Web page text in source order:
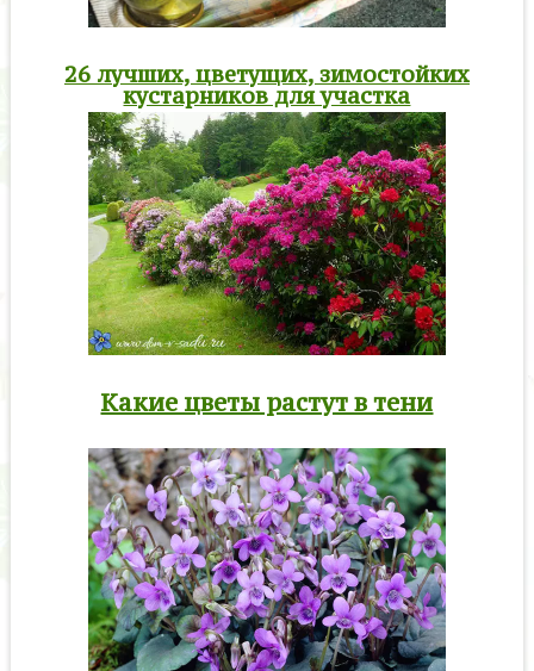
26 лучших, цветущих, зимостойких
кустарников для участка
Какие цветы растут в тени